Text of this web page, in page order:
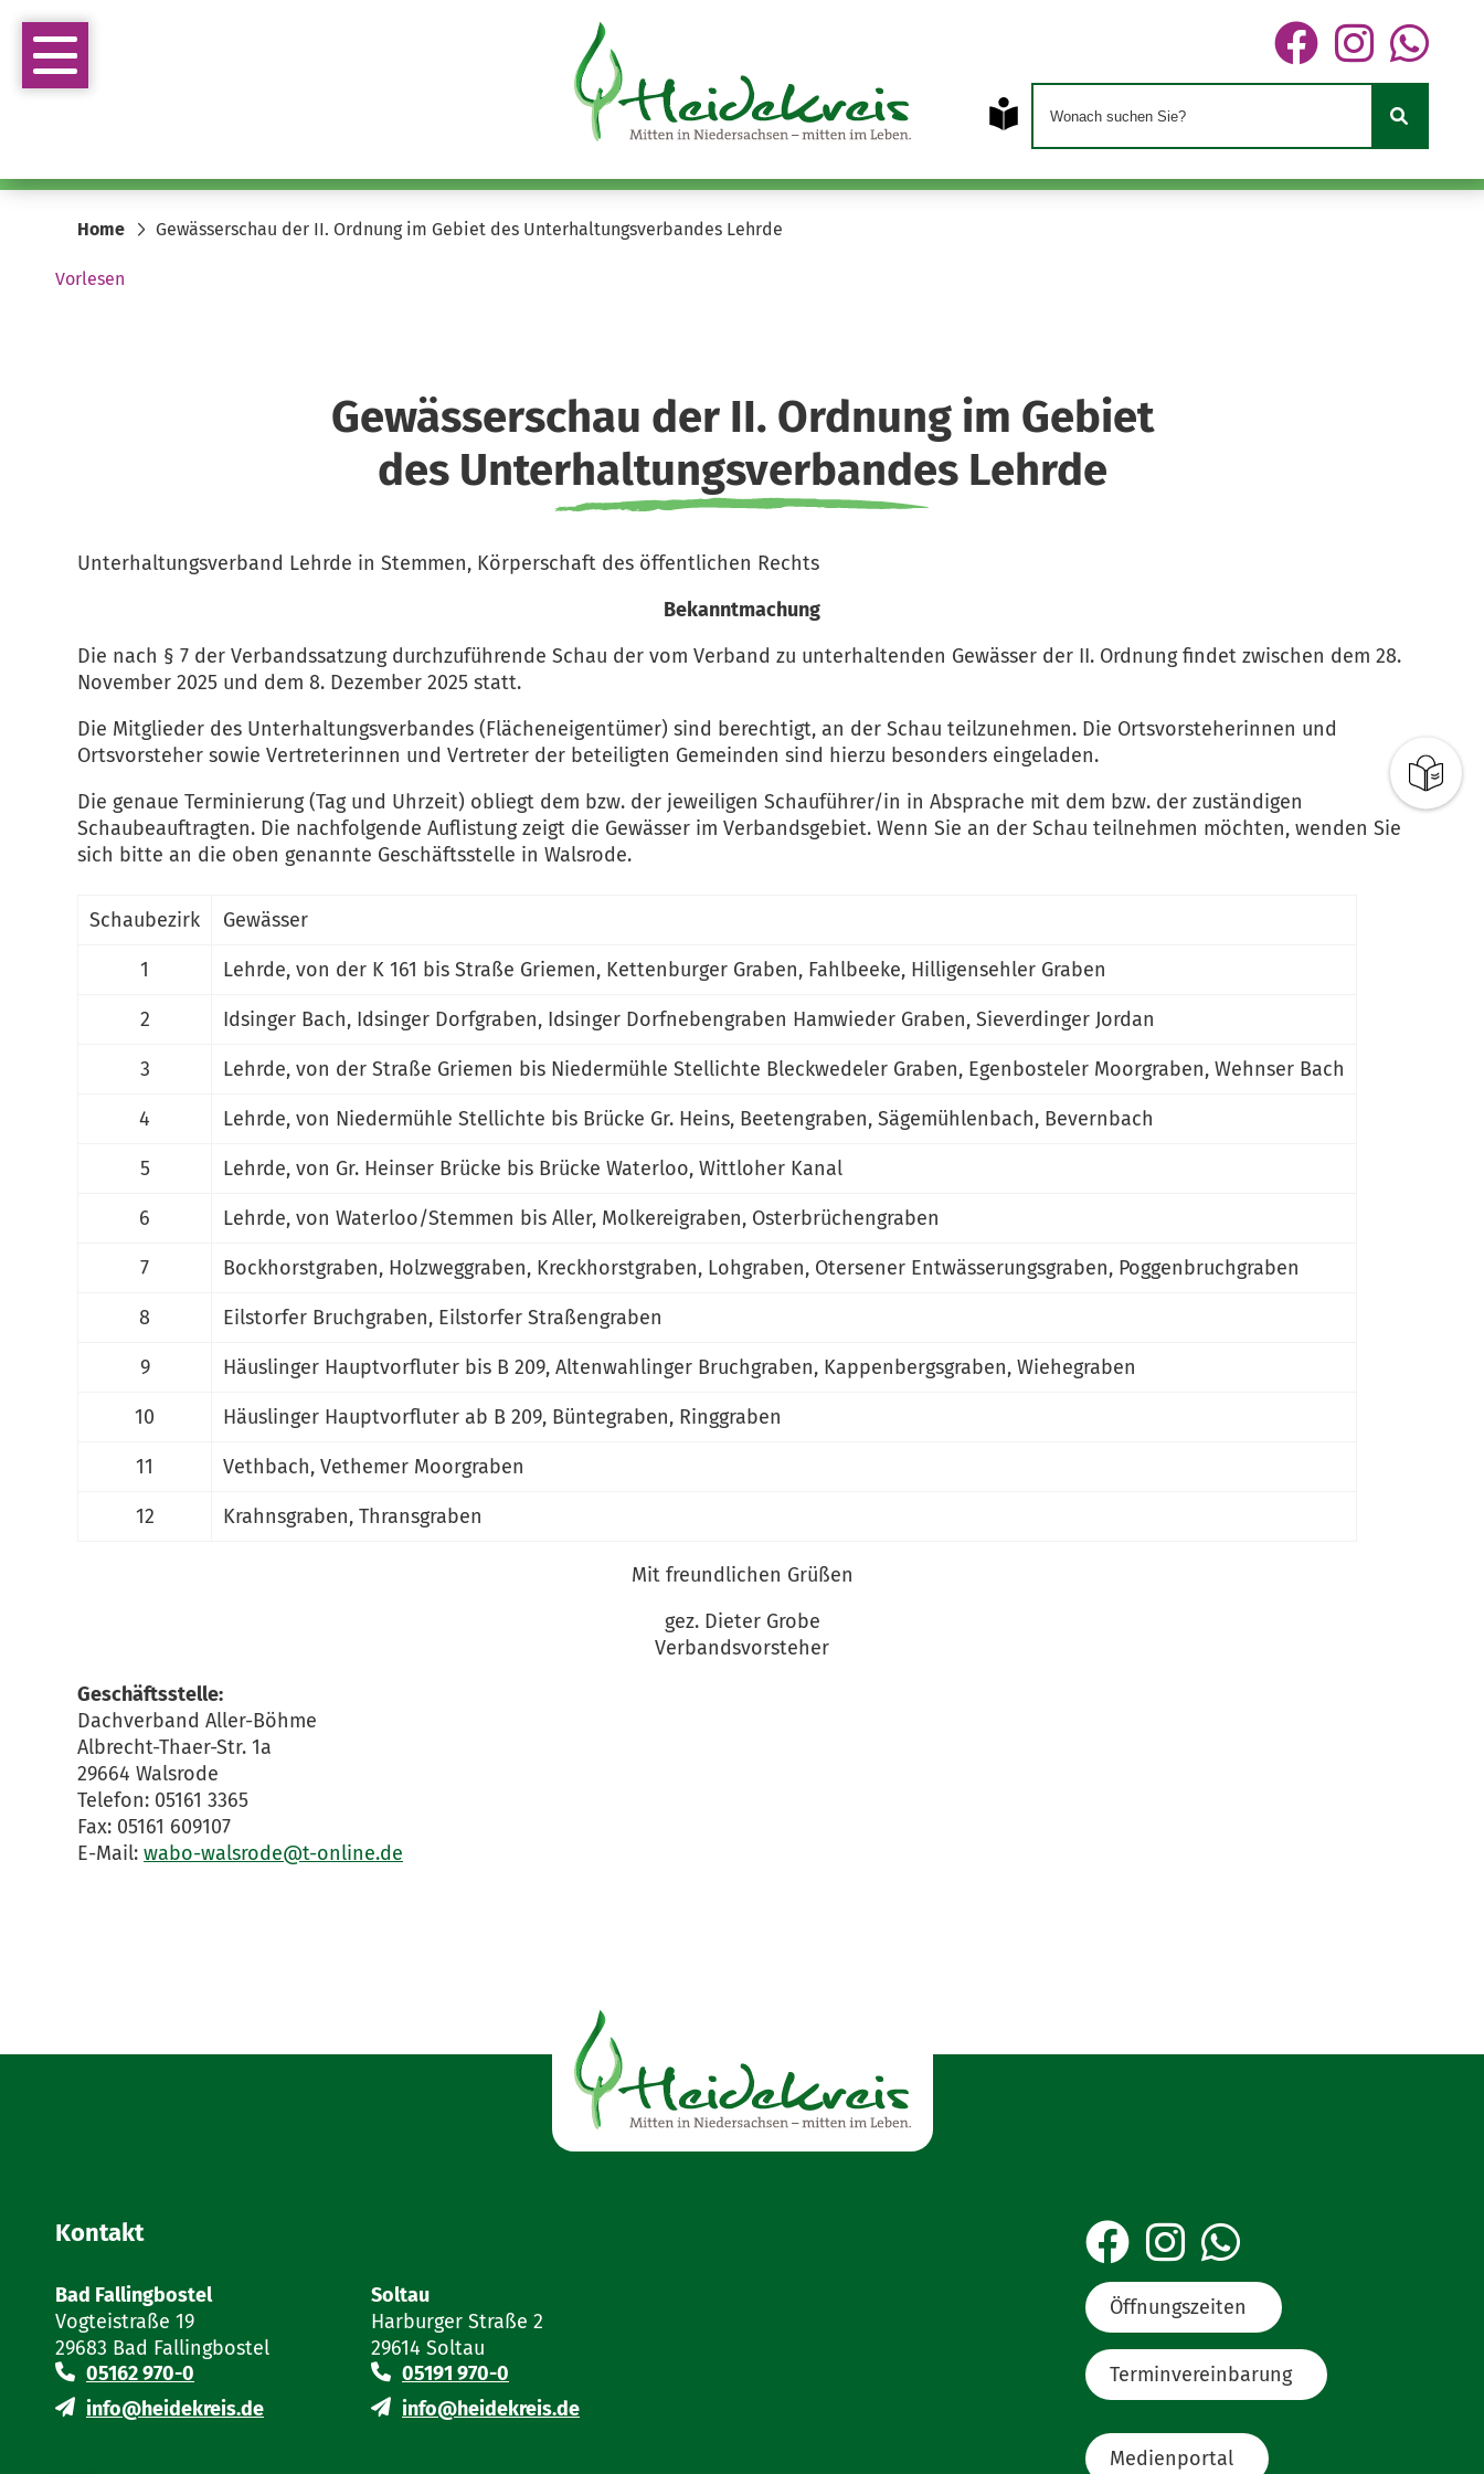
Home Gewässerschau der II. Ordnung im Gebiet des Unterhaltungsverbandes Lehrde
Vorlesen
Gewässerschau der II. Ordnung im Gebiet
des Unterhaltungsverbandes Lehrde
Unterhaltungsverband Lehrde in Stemmen, Körperschaft des öffentlichen Rechts
Bekanntmachung
Die nach § 7 der Verbandssatzung durchzuführende Schau der vom Verband zu unterhaltenden Gewässer der II. Ordnung findet zwischen dem 28.
November 2025 und dem 8. Dezember 2025 statt.
Die Mitglieder des Unterhaltungsverbandes (Flächeneigentümer) sind berechtigt, an der Schau teilzunehmen. Die Ortsvorsteherinnen und
Ortsvorsteher sowie Vertreterinnen und Vertreter der beteiligten Gemeinden sind hierzu besonders eingeladen.
Die genaue Terminierung (Tag und Uhrzeit) obliegt dem bzw. der jeweiligen Schauführer/in in Absprache mit dem bzw. der zuständigen
Schaubeauftragten. Die nachfolgende Auflistung zeigt die Gewässer im Verbandsgebiet. Wenn Sie an der Schau teilnehmen möchten, wenden Sie
sich bitte an die oben genannte Geschäftsstelle in Walsrode.
Schaubezirk Gewässer
1 Lehrde, von der K 161 bis Straße Griemen, Kettenburger Graben, Fahlbeeke, Hilligensehler Graben
2 Idsinger Bach, Idsinger Dorfgraben, Idsinger Dorfnebengraben Hamwieder Graben, Sieverdinger Jordan
3 Lehrde, von der Straße Griemen bis Niedermühle Stellichte Bleckwedeler Graben, Egenbosteler Moorgraben, Wehnser Bach
4 Lehrde, von Niedermühle Stellichte bis Brücke Gr. Heins, Beetengraben, Sägemühlenbach, Bevernbach
5 Lehrde, von Gr. Heinser Brücke bis Brücke Waterloo, Wittloher Kanal
6 Lehrde, von Waterloo/Stemmen bis Aller, Molkereigraben, Osterbrüchengraben
7 Bockhorstgraben, Holzweggraben, Kreckhorstgraben, Lohgraben, Otersener Entwässerungsgraben, Poggenbruchgraben
8 Eilstorfer Bruchgraben, Eilstorfer Straßengraben
9 Häuslinger Hauptvorfluter bis B 209, Altenwahlinger Bruchgraben, Kappenbergsgraben, Wiehegraben
10 Häuslinger Hauptvorfluter ab B 209, Büntegraben, Ringgraben
11 Vethbach, Vethemer Moorgraben
12 Krahnsgraben, Thransgraben
Mit freundlichen Grüßen
gez. Dieter Grobe
Verbandsvorsteher
Geschäftsstelle:
Dachverband Aller-Böhme
Albrecht-Thaer-Str. 1a
29664 Walsrode
Telefon: 05161 3365
Fax: 05161 609107
E-Mail: wabo-walsrode@t-online.de
Kontakt
Bad Fallingbostel
Vogteistraße 19
29683 Bad Fallingbostel
05162 970-0
info@heidekreis.de
Soltau
Harburger Straße 2
29614 Soltau
05191 970-0
info@heidekreis.de
Öffnungszeiten
Terminvereinbarung
Medienportal